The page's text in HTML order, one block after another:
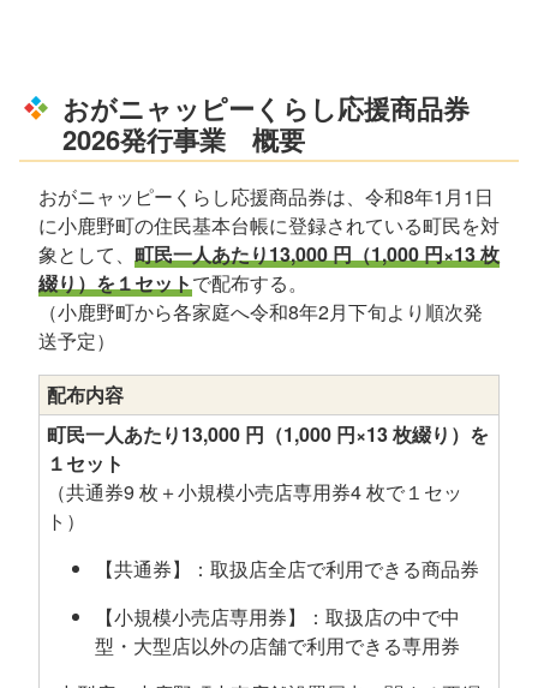
おがニャッピーくらし応援商品券
2026発行事業 概要
おがニャッピーくらし応援商品券は、令和8年1月1日
に小鹿野町の住民基本台帳に登録されている町民を対
象として、 町民一人あたり13,000 円（1,000 円×13 枚
綴り）を１セットで配布する。
（小鹿野町から各家庭へ令和8年2月下旬より順次発
送予定）
配布内容
町民一人あたり13,000 円（1,000 円×13 枚綴り）を
１セット
（共通券9 枚＋小規模小売店専用券4 枚で１セッ
ト）
【共通券】：取扱店全店で利用できる商品券
【小規模小売店専用券】：取扱店の中で中
型・大型店以外の店舗で利用できる専用券